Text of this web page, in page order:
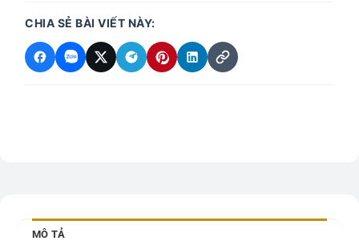
CHIA SẺ BÀI VIẾT NÀY:
MÔ TẢ